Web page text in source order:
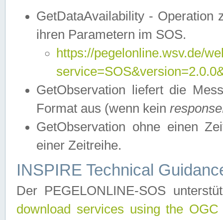
GetDataAvailability - Operation
ihren Parametern im SOS.
https://pegelonline.wsv.de/
GetObservation liefert die
Format aus (wenn kein
GetObservation ohne einen
einer Zeitreihe.
INSPIRE Technical
Der PEGELONLINE-SOS
download services using the